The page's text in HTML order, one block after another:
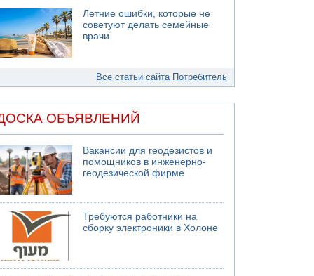
Летние ошибки, которые не
советуют делать семейные
врачи
Все статьи сайта Потребитель
ОБЪЯВЛЕНИЙ
Вакансии для геодезистов и
помощников в инженерно-
геодезической фирме
Требуются работники на
сборку электроники в Холоне